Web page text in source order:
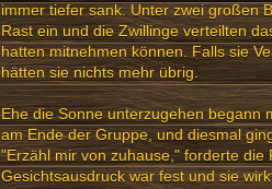
immer tiefer sank. Unter zwei großen
Rast ein und die Zwillinge verteilten
hatten mitnehmen können. Falls sie
hätten sie nichts mehr übrig.
Ehe die Sonne unterzugehen begann
am Ende der Gruppe, und diesmal
"Erzähl mir von zuhause," forderte
Gesichtsausdruck war fest und sie